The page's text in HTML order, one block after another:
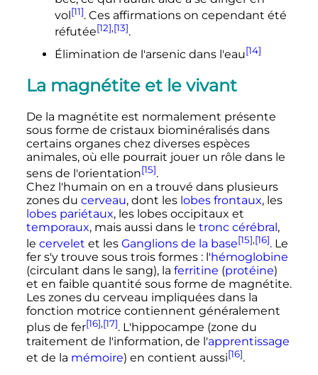
vol [11]. Ces affirmations on cependant été
réfutée[12],[13].
Élimination de l'arsenic dans l'eau[14]
La magnétite et le vivant
De la magnétite est normalement présente
sous forme de cristaux biominéralisés dans
certains organes chez diverses espèces
animales, où elle pourrait jouer un rôle dans le
sens de l'orientation[15].
Chez l'humain on en a trouvé dans plusieurs
zones du cerveau, dont les lobes frontaux, les
lobes pariétaux, les lobes occipitaux et
temporaux, mais aussi dans le tronc cérébral,
le cervelet et les Ganglions de la base[15],[16]. Le
fer s'y trouve sous trois formes : l'hémoglobine
(circulant dans le sang), la ferritine (protéine)
et en faible quantité sous forme de magnétite.
Les zones du cerveau impliquées dans la
fonction motrice contiennent généralement
plus de fer[16],[17]. L'hippocampe (zone du
traitement de l'information, de l'apprentissage
et de la mémoire) en contient aussi[16].